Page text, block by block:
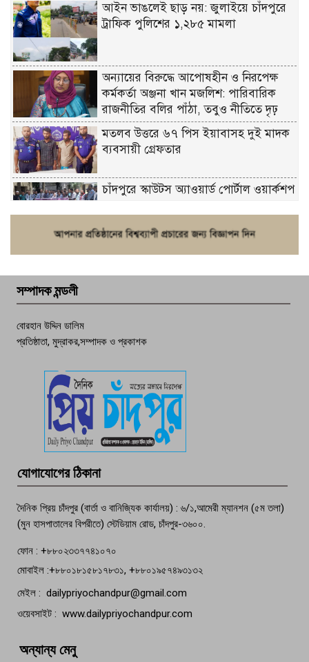
আইন ভাঙলেই ছাড় নয়: জুলাইয়ে চাঁদপুরে
ট্রাফিক পুলিশের ১,২৮৫ মামলা
অন্যায়ের বিরুদ্ধে আপোষহীন ও নিরপেক্ষ
কর্মকর্তা অঞ্জনা খান মজলিশ: পারিবারিক
রাজনীতির বলির পাঁঠা, তবুও নীতিতে দৃঢ়
মতলব উত্তরে ৬৭ পিস ইয়াবাসহ দুই মাদক
ব্যবসায়ী গ্রেফতার
চাঁদপুরে স্কাউটস অ্যাওয়ার্ড পোর্টাল ওয়ার্কশপ
পচা দুর্গন্ধে ৯৯৯-এ ফোন, ফরিদগঞ্জে
তরুণের অর্ধগলিত লাশ উদ্ধার
সম্পাদক মন্ডলী
বোরহান উদ্দিন ডালিম
প্রতিষ্ঠাতা, মুদ্রাকর,সম্পাদক ও প্রকাশক
যোগাযোগের ঠিকানা
দৈনিক প্রিয় চাঁদপুর (বার্তা ও বানিজ্যিক কার্যালয়) : ৬/১,আমেরী ম্যানশন (৫ম তলা)
(মুন হাসপাতালের বিপরীতে) স্টেডিয়াম রোড, চাঁদপুর-৩৬০০.
ফোন : +৮৮০২৩৩৭৭৪১০৭০
মোবাইল :+৮৮০১৮১৫৮১৭৮৩১, +৮৮০১৯৫৭৪৯৩১৩২
মেইল : dailypriyochandpur@gmail.com
ওয়েবসাইট : www.dailypriyochandpur.com
অন্যান্য মেনু